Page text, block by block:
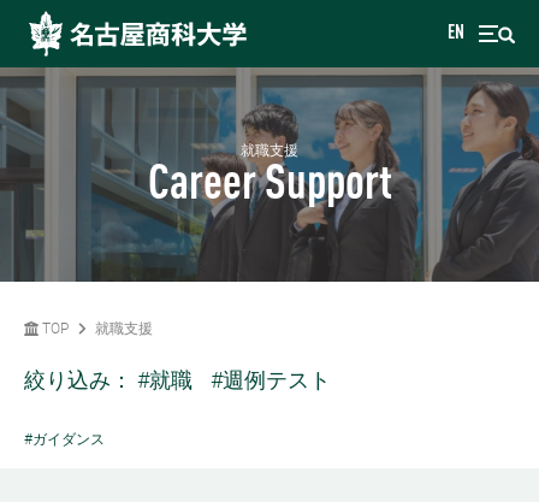
EN
就職支援
Career Support
TOP 就職支援
絞り込み： #就職 #週例テスト
#ガイダンス